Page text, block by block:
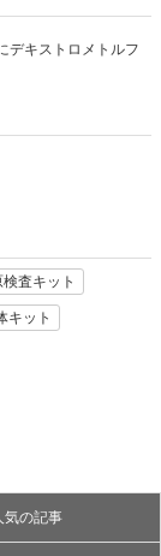
デキストロメトルフ
査キット
キット
気の記事